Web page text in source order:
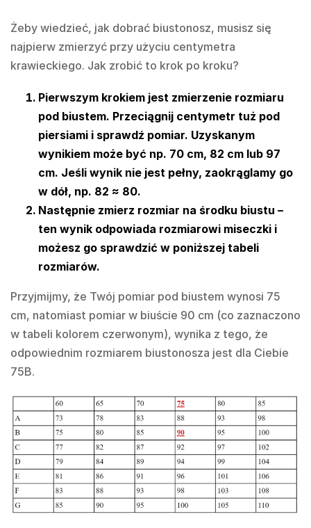
Żeby wiedzieć, jak dobrać biustonosz, musisz się
najpierw zmierzyć przy użyciu centymetra
krawieckiego. Jak zrobić to krok po kroku?
Pierwszym krokiem jest zmierzenie rozmiaru
pod biustem. Przeciągnij centymetr tuż pod
piersiami i sprawdź pomiar. Uzyskanym
wynikiem może być np. 70 cm, 82 cm lub 97
cm. Jeśli wynik nie jest pełny, zaokrąglamy go
w dół, np. 82 ≈ 80.
Następnie zmierz rozmiar na środku biustu –
ten wynik odpowiada rozmiarowi miseczki i
możesz go sprawdzić w poniższej tabeli
rozmiarów.
Przyjmijmy, że Twój pomiar pod biustem wynosi 75
cm, natomiast pomiar w biuście 90 cm (co zaznaczono
w tabeli kolorem czerwonym), wynika z tego, że
odpowiednim rozmiarem biustonosza jest dla Ciebie
75B.